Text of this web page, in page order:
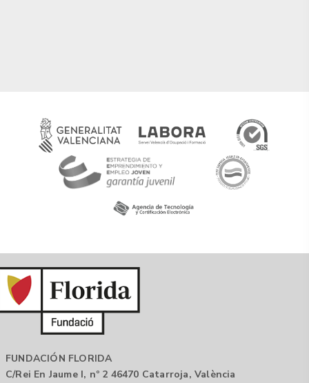
FUNDACIÓN FLORIDA
C/Rei En Jaume I, nº 2 46470 Catarroja, València